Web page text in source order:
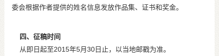
委会根据作者提供的姓名信息发放作品集、证书和奖金。
四、征稿时间
从即日起至2015年5月30日止，以当地邮戳为准。